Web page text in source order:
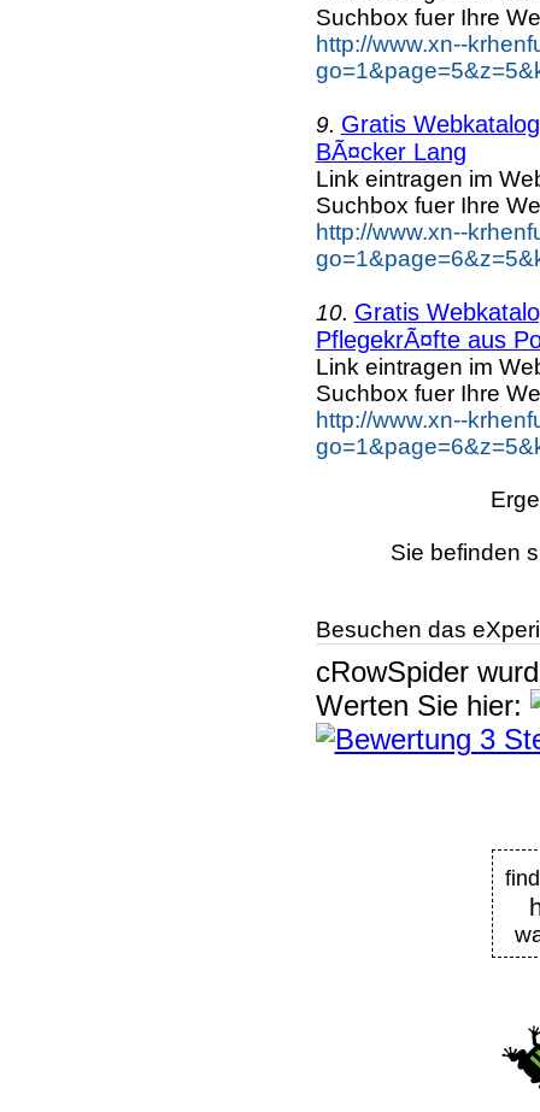
Suchbox fuer Ihre
http://www.xn--
9. Gratis
BÃ¤cker Lang
Link eintragen im
Suchbox fuer Ihre
http://www.xn--
10. Gratis
PflegekrÃ¤fte aus
Link eintragen im
Suchbox fuer Ihre
http://www.xn--
Sie befinden
Besuchen das
cRowSpider
Werten Sie hier: